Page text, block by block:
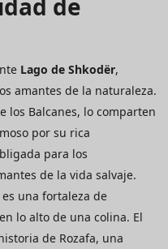
de
Lago de Shkodër,
amantes de la naturaleza.
los Balcanes, lo comparten
por su rica
para los
de la vida salvaje.
es una fortaleza de
lo alto de una colina. El
de Rozafa, una